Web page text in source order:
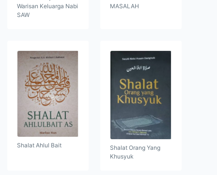
Warisan Keluarga Nabi
SAW
MASALAH
Shalat Ahlul Bait
Shalat Orang Yang
Khusyuk